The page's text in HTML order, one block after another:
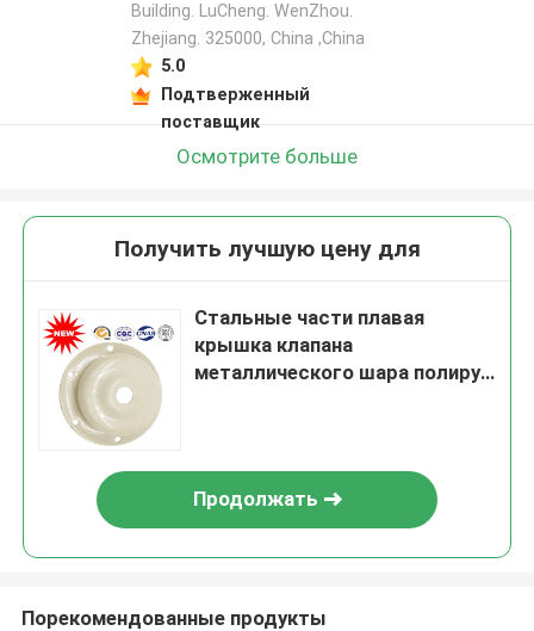
Building. LuCheng. WenZhou.
Zhejiang. 325000, China ,China
5.0
Подтверженный
поставщик
Осмотрите больше
Получить лучшую цену для
Стальные части плавая
крышка клапана
металлического шара полируя
Продолжать
Порекомендованные продукты